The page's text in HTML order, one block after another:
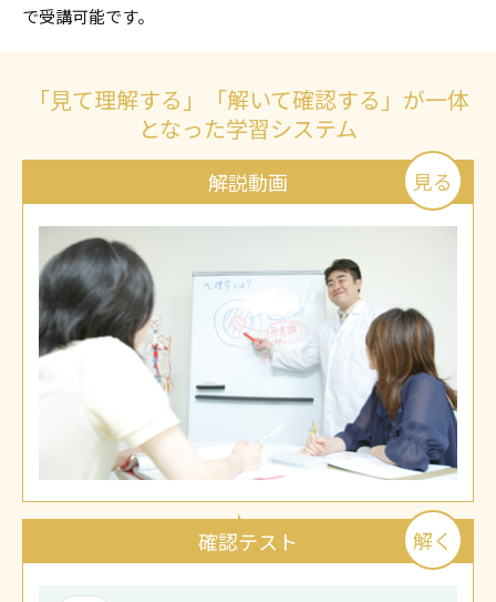
で受講可能です。
「見て理解する」「解いて確認する」が一体
となった学習システム
解説動画 見る
確認テスト 解く